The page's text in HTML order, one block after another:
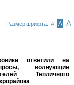
Размер шрифта: А А А
ответили на
волнующие
Тепличного